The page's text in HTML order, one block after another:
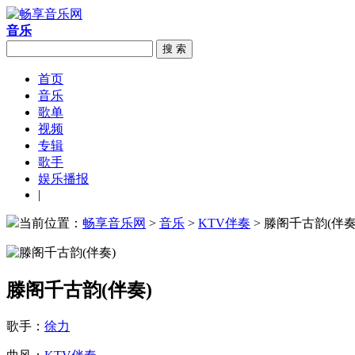
音乐
搜 索
首页
音乐
歌单
视频
专辑
歌手
娱乐播报
|
当前位置： 畅享音乐网 > 音乐 > KTV伴奏 > 滕阁千古韵(伴
滕阁千古韵(伴奏)
歌手： 徐力